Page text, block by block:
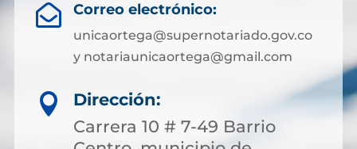
 Correo electrónico:
unicaortega@supernotariado.gov.co
y notariaunicaortega@gmail.com

Dirección:
Carrera 10 # 7-49 Barrio